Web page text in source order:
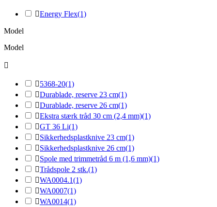
Energy Flex(1)
Model
Model

5368-20(1)
Durablade, reserve 23 cm(1)
Durablade, reserve 26 cm(1)
Ekstra stærk tråd 30 cm (2,4 mm)(1)
GT 36 Li(1)
Sikkerhedsplastknive 23 cm(1)
Sikkerhedsplastknive 26 cm(1)
Spole med trimmetråd 6 m (1,6 mm)(1)
Trådspole 2 stk.(1)
WA0004.1(1)
WA0007(1)
WA0014(1)